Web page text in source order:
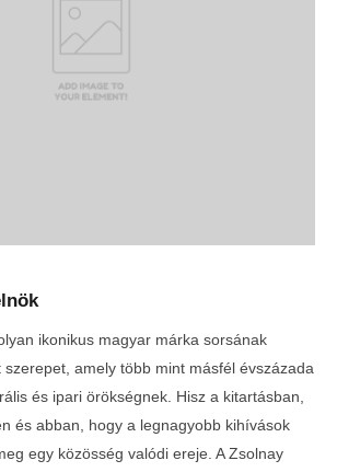
ikonikus magyar márka sorsának
amely több mint másfél évszázada
és ipari örökségnek. Hisz a kitartásban,
és abban, hogy a legnagyobb kihívások
egy közösség valódi ereje. A Zsolnay